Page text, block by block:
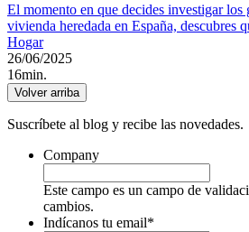
El momento en que decides investigar los
vivienda heredada en España, descubres
Hogar
26/06/2025
16min.
Volver arriba
Suscríbete al blog y recibe las novedades.
Company
Este campo es un campo de
cambios.
Indícanos tu email*